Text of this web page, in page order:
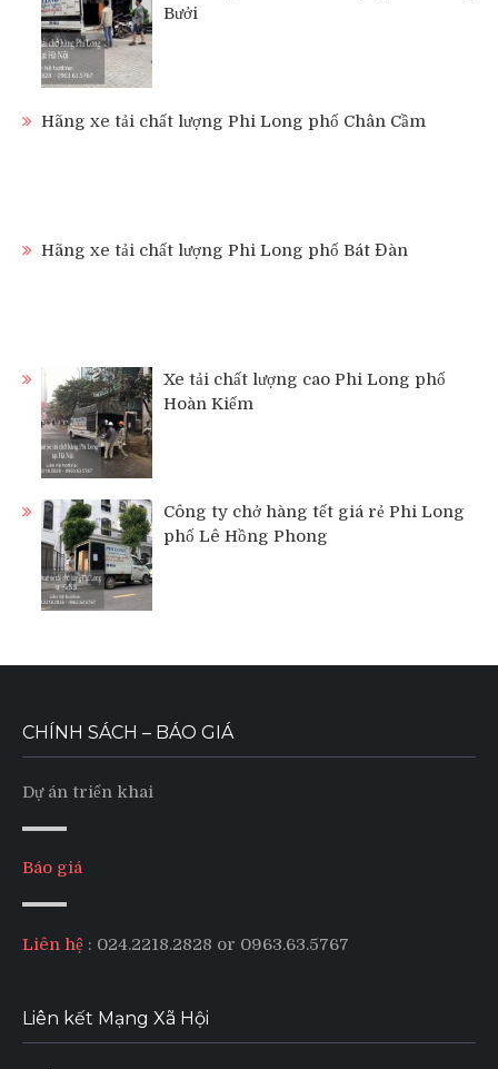
Bưởi
Hãng xe tải chất lượng Phi Long phố Chân Cầm
Hãng xe tải chất lượng Phi Long phố Bát Đàn
Xe tải chất lượng cao Phi Long phố
Hoàn Kiếm
Công ty chở hàng tết giá rẻ Phi Long
phố Lê Hồng Phong
CHÍNH SÁCH – BÁO GIÁ
Dự án triển khai
Báo giá
Liên hệ : 024.2218.2828 or 0963.63.5767
Liên kết Mạng Xã Hội